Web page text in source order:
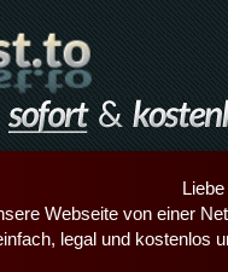
Webseite von einer
legal und kostenlos